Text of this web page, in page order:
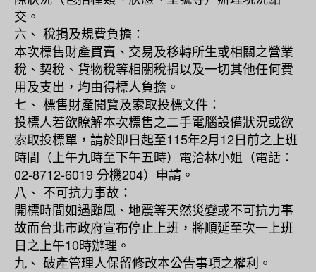
交。
六、 稅捐及規費負擔：
本次標售財產買賣、交易及移轉所生或相關之營業
稅、契稅、貨物稅等相關稅捐以及一切其他任何費
用及支出，均由得標人負擔。
七、 標售財產閱覽及索取投標文件：
投標人若欲瞭解本次標售之二手電腦設備狀況或欲
索取投標單，請於即日起至115年2月12日前之上班
時間（上午九時至下午五時）電洽林小姐（電話：
02-8712-6019 分機204）申請。
八、 不可抗力事故：
開標時間如遇颱風、地震等天然災變或不可抗力事
故而台北市政府宣布停止上班，將順延至次一上班
日之上午10時辦理。
九、 破產管理人保留修改本公告事項之權利。